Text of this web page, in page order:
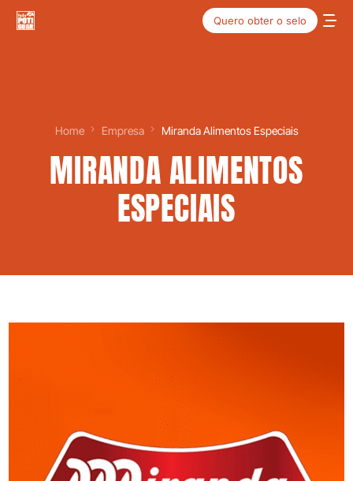
Quero obter o selo
Home Empresa Miranda Alimentos Especiais
MIRANDA ALIMENTOS
ESPECIAIS